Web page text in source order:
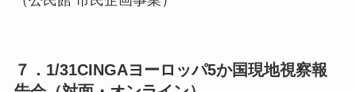
７．1/31CINGAヨーロッパ5か国現地視察報